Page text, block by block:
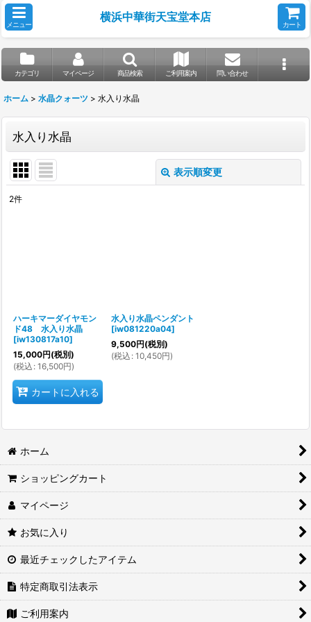
メニュー
横浜中華街天宝堂本店
カート
カテゴリ マイページ 商品検索 ご利用案内 問い合わせ
ホーム > 水晶クォーツ > 水入り水晶
水入り水晶
表示順変更
2件
ハーキマーダイヤモン
ド48 水入り水晶
[iw130817a10]
15,000円(税別)
(税込 : 16,500円)
カートに入れる
水入り水晶ペンダント
[iw081220a04]
9,500円(税別)
(税込 : 10,450円)
ホーム
ショッピングカート
マイページ
お気に入り
最近チェックしたアイテム
特定商取引法表示
ご利用案内